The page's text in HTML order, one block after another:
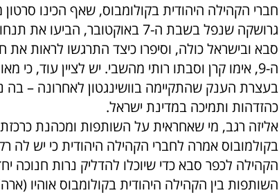
חברי הקהילה היהודית בקולומבוס, שאף הכינו
גרושקה שנפל בשבת ה-7 באוקטובר,
סבא ובישראל כולה, וסיפרו כיצד התרגשו לראות את
ה-9, אימו קרן וסבתו רותי מהשבי. יש לציין עוד,
בעצרת הענק שהתקיימה בוושינגטון לאחרונה –
כהזדהות ותמיכה במדינת ישראל.
אליזה רגב, מי שאחראית על השותפות ומכהנת
בקולמובוס אמרה לחברי הקהילה היהודית כי יש
הקהילה לכפר סבא כדי שיוכלו להדליק נרות חנוכה
השותפות בין הקהילה היהודית בקולומבוס אוהיו